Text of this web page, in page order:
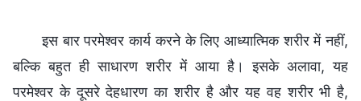
इस बार परमेश्वर कार्य करने के लिए आध्यात्मिक शरीर में नहीं,
बल्कि बहुत ही साधारण शरीर में आया है। इसके अलावा, यह
परमेश्वर के दूसरे देहधारण का शरीर है और यह वह शरीर भी है,